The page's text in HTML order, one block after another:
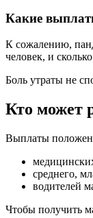
Какие
К сожалению,
человек, и
Боль утраты не
Кто может
Выплаты
среднего,
водителей
Чтобы получить